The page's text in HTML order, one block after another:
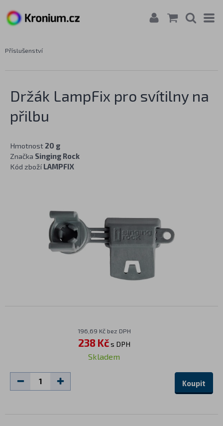
Příslušenství
Držák LampFix pro svítilny na
přilbu
Hmotnost 20 g
Značka Singing Rock
Kód zbožíLAMPFIX
196,69 Kč bez DPH
238 Kčs DPH
Skladem
Koupit